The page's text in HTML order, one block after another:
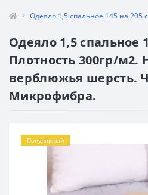
Одеяло 1,5 спальное 145 на
Одеяло 1,5 спальное
Плотность 300гр/м2.
верблюжья шерсть.
Микрофибра.
Популярный